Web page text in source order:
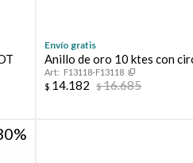
Envío gratis
Anillo de oro 10 ktes con
F13118-F13118
$ 14.182 $16.685